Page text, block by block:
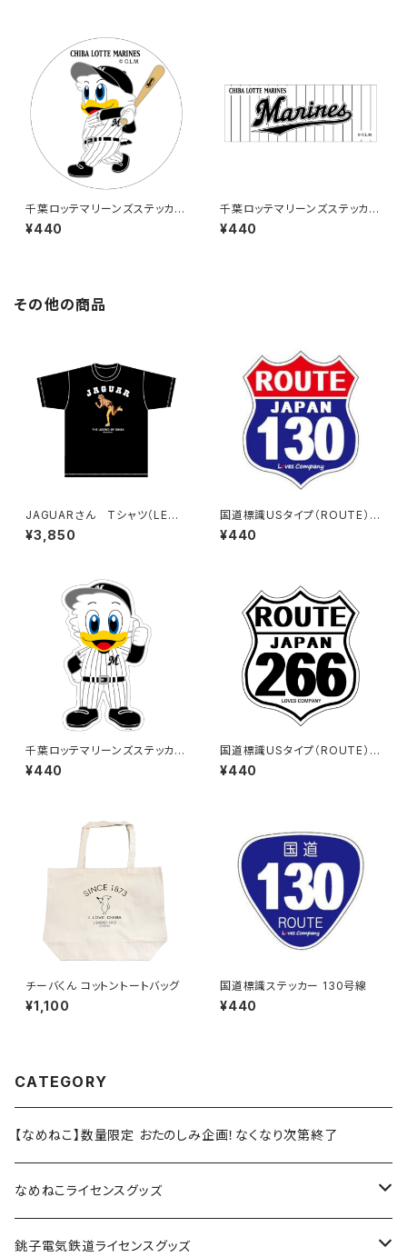
千葉ロッテマリーンズステッカー
8
¥440
千葉ロッテマリーンズステッカー
9
¥440
その他の商品
JAGUARさん Tシャツ（LEGE
ND-B）Black
¥3,850
国道標識USタイプ（ROUTE）ス
テッカー 130号線
¥440
千葉ロッテマリーンズステッカー
13
¥440
国道標識USタイプ（ROUTE）ス
テッカー 266号線（ホワイト）
¥440
チーバくん コットントートバッグ
¥1,100
国道標識ステッカー 130号線
¥440
CATEGORY
【なめねこ】数量限定 おたのしみ企画！なくなり次第終了
なめねこライセンスグッズ
Tシャツ
銚子電気鉄道ライセンスグッズ